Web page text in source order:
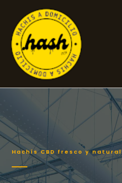
contenido
Hachís CBD fresco y natural